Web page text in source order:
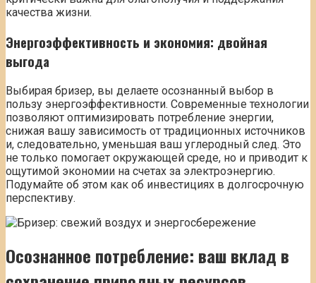
качества жизни.
Энергоэффективность и экономия: двойная
выгода
Выбирая бризер, вы делаете осознанный выбор в
пользу энергоэффективности. Современные технологии
позволяют оптимизировать потребление энергии,
снижая вашу зависимость от традиционных источников
и, следовательно, уменьшая ваш углеродный след. Это
не только помогает окружающей среде, но и приводит к
ощутимой экономии на счетах за электроэнергию.
Подумайте об этом как об инвестициях в долгосрочную
перспективу.
Осознанное потребление: ваш вклад в